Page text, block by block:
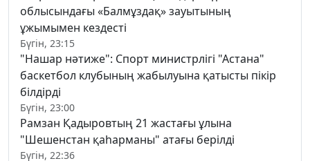
облысындағы «Балмұздақ» зауытының
ұжымымен кездесті
Бүгін, 23:15
"Нашар нәтиже": Спорт министрлігі "Астана"
баскетбол клубының жабылуына қатысты пікір
білдірді
Бүгін, 23:00
Рамзан Қадыровтың 21 жастағы ұлына
"Шешенстан қаһарманы" атағы берілді
Бүгін, 22:36